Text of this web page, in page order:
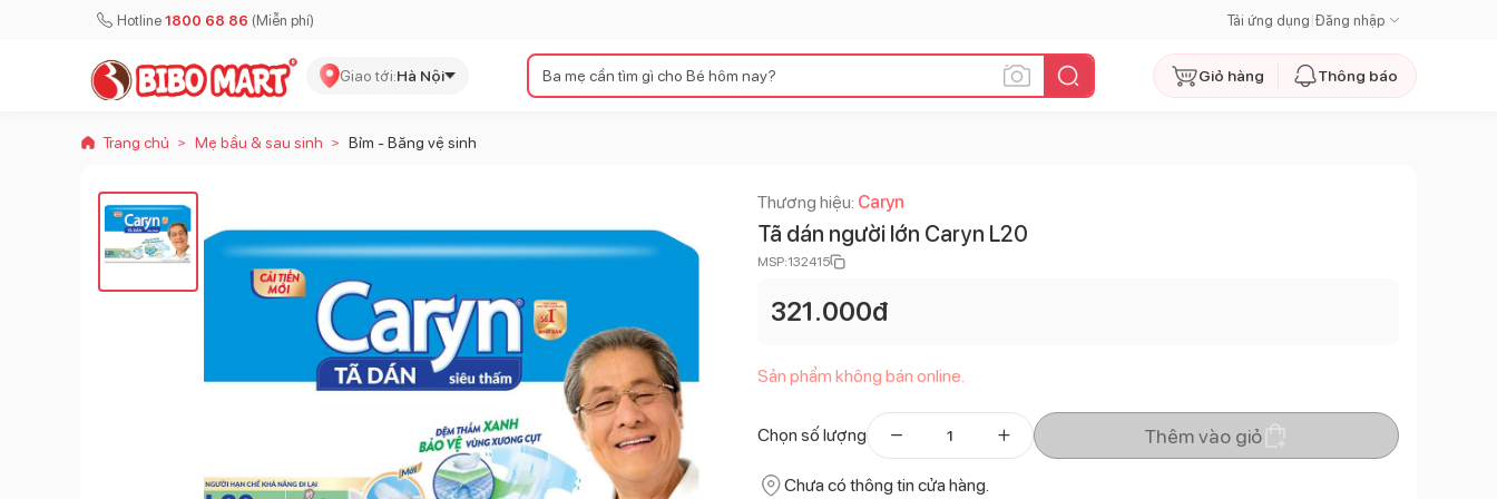
Hotline 1800 68 86 (Miễn phí) Tải ứng dụng Đăng nhập
Giao tới:Hà Nội Giỏ hàng Thông báo
Trang chủ > Mẹ bầu & sau sinh > Bỉm - Băng vệ sinh
Thương hiệu: Caryn
Tã dán người lớn Caryn L20
MSP:132415
321.000đ
Sản phẩm không bán online.
Chọn số lượng Thêm vào giỏ
Chưa có thông tin cửa hàng.